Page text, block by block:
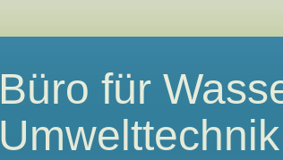
Büro für
Umwelttechnik